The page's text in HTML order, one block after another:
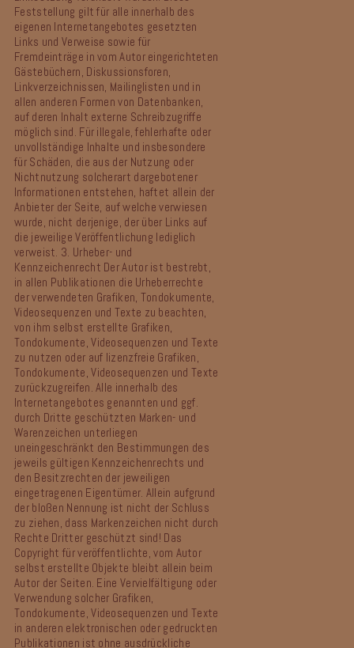
Feststellung gilt für alle innerhalb des
eigenen Internetangebotes gesetzten
Links und Verweise sowie für
Fremdeinträge in vom Autor eingerichteten
Gästebüchern, Diskussionsforen,
Linkverzeichnissen, Mailinglisten und in
allen anderen Formen von Datenbanken,
auf deren Inhalt externe Schreibzugriffe
möglich sind. Für illegale, fehlerhafte oder
unvollständige Inhalte und insbesondere
für Schäden, die aus der Nutzung oder
Nichtnutzung solcherart dargebotener
Informationen entstehen, haftet allein der
Anbieter der Seite, auf welche verwiesen
wurde, nicht derjenige, der über Links auf
die jeweilige Veröffentlichung lediglich
verweist. 3. Urheber- und
Kennzeichenrecht Der Autor ist bestrebt,
in allen Publikationen die Urheberrechte
der verwendeten Grafiken, Tondokumente,
Videosequenzen und Texte zu beachten,
von ihm selbst erstellte Grafiken,
Tondokumente, Videosequenzen und Texte
zu nutzen oder auf lizenzfreie Grafiken,
Tondokumente, Videosequenzen und Texte
zurückzugreifen. Alle innerhalb des
Internetangebotes genannten und ggf.
durch Dritte geschützten Marken- und
Warenzeichen unterliegen
uneingeschränkt den Bestimmungen des
jeweils gültigen Kennzeichenrechts und
den Besitzrechten der jeweiligen
eingetragenen Eigentümer. Allein aufgrund
der bloßen Nennung ist nicht der Schluss
zu ziehen, dass Markenzeichen nicht durch
Rechte Dritter geschützt sind! Das
Copyright für veröffentlichte, vom Autor
selbst erstellte Objekte bleibt allein beim
Autor der Seiten. Eine Vervielfältigung oder
Verwendung solcher Grafiken,
Tondokumente, Videosequenzen und Texte
in anderen elektronischen oder gedruckten
Publikationen ist ohne ausdrückliche